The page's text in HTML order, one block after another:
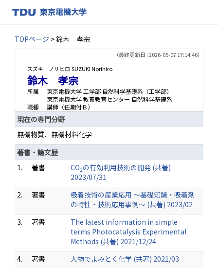
TOPページ > 鈴木 孝宗
（最終更新日 : 2026-05-07 17:14:46）
スズキ ノリヒロ SUZUKI Norihiro
鈴木 孝宗
所属
東京電機大学 工学部 自然科学基礎系（工学部）
東京電機大学 教養教育センター 自然科学基礎系
職種
講師（任期付Ｂ）
現在の専門分野
無機物質、無機材料化学
著書・論文歴
1.
著書 CO2の有効利用技術の開発 (共著)
2023/07/31
2.
著書
吸着技術の産業応用 ～基礎知識・吸着剤
の特性・技術応用事例～ (共著) 2023/02
3.
著書
The latest information in simple
terms Photocatalysis Experimental
Methods (共著) 2021/12/24
4.
著書
人物でよみとく化学 (共著) 2021/03